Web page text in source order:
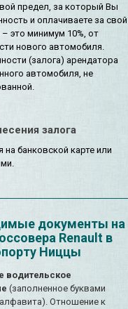
предел, за который Вы
и оплачиваете за свой
это минимум 10%, от
нового автомобиля.
(залога) арендатора
автомобиля, не
залога
на банковской карте или
документы на
Renault в
Ниццы
водительское
(заполненное буквами
Отношение к